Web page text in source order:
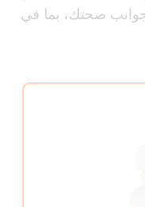
صحتك، بما في